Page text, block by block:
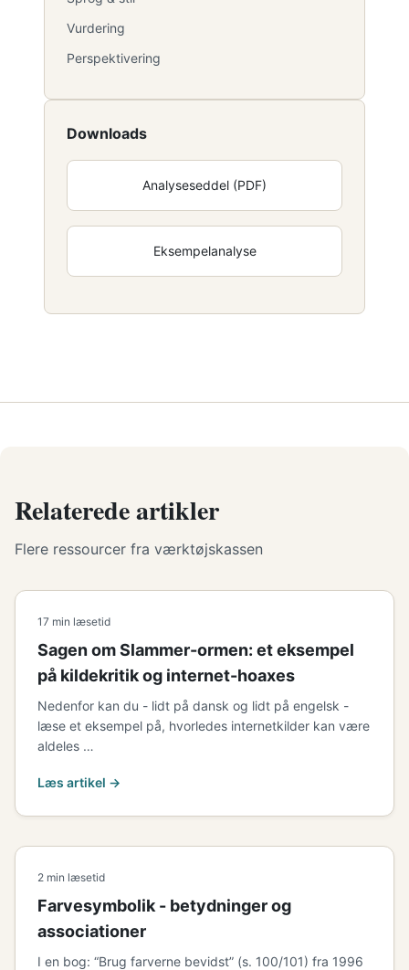
Vurdering
Perspektivering
Downloads
Analyseseddel (PDF)
Eksempelanalyse
Relaterede artikler
Flere ressourcer fra værktøjskassen
17 min læsetid
Sagen om Slammer-ormen: et eksempel
på kildekritik og internet-hoaxes
Nedenfor kan du - lidt på dansk og lidt på engelsk -
læse et eksempel på, hvorledes internetkilder kan være
aldeles …
Læs artikel →
2 min læsetid
Farvesymbolik - betydninger og
associationer
I en bog: “Brug farverne bevidst” (s. 100/101) fra 1996